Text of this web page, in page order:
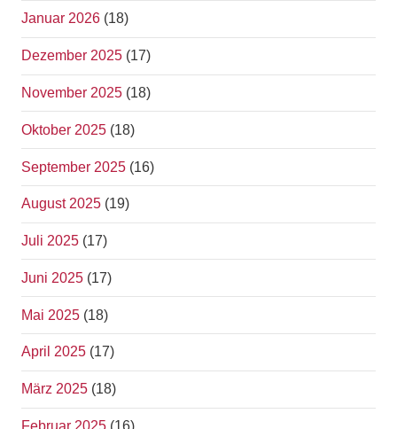
Januar 2026 (18)
Dezember 2025 (17)
November 2025 (18)
Oktober 2025 (18)
September 2025 (16)
August 2025 (19)
Juli 2025 (17)
Juni 2025 (17)
Mai 2025 (18)
April 2025 (17)
März 2025 (18)
Februar 2025 (16)